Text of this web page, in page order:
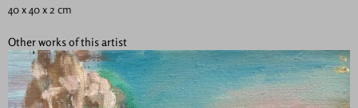
40 x 40 x 2 cm
Other works of this artist